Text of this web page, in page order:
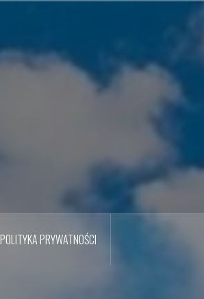
POLITYKA PRYWATNOŚCI